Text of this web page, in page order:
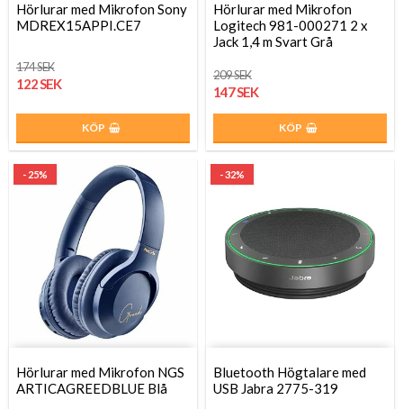
Hörlurar med Mikrofon Sony
MDREX15APPI.CE7
174 SEK
122 SEK
KÖP
Hörlurar med Mikrofon
Logitech 981-000271 2 x
Jack 1,4 m Svart Grå
209 SEK
147 SEK
KÖP
- 25%
Hörlurar med Mikrofon NGS
ARTICAGREEDBLUE Blå
- 32%
Bluetooth Högtalare med
USB Jabra 2775-319